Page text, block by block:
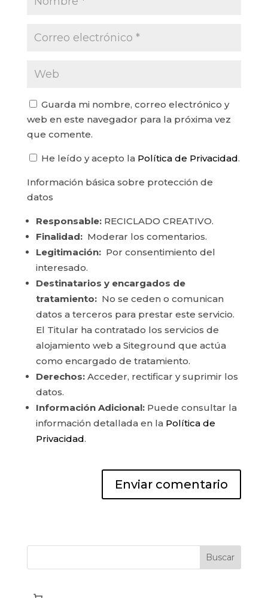
Guarda mi nombre, correo electrónico y
web en este navegador para la próxima vez
que comente.
He leído y acepto la Política de Privacidad.
Información básica sobre protección de
datos
Responsable:RECICLADO CREATIVO.
Finalidad:Moderar los comentarios.
Legitimación:Por consentimiento del
interesado.
Destinatarios y encargados de
tratamiento:No se ceden o comunican
datos a terceros para prestar este servicio.
El Titular ha contratado los servicios de
alojamiento web a Siteground que actúa
como encargado de tratamiento.
Derechos:Acceder, rectificar y suprimir los
datos.
Información Adicional:Puede consultar la
información detallada en la Política de
Privacidad.